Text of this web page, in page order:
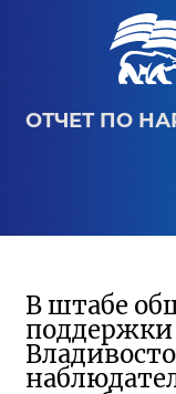
ОТЧЕТ ПО
В штабе
поддержки